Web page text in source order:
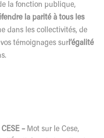
la fonction publique,
la parité à tous les
dans les collectivités, de
témoignages sur l’égalité
– Mot sur le Cese,